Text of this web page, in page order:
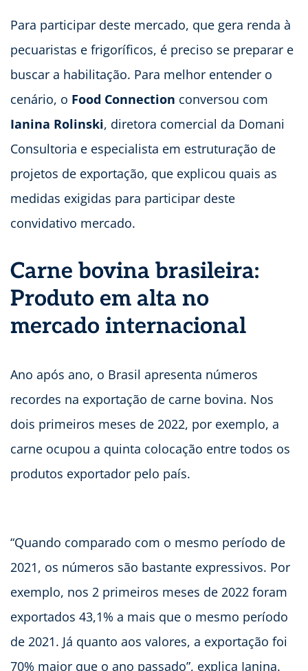
Para participar deste mercado, que gera renda à
pecuaristas e frigoríficos, é preciso se preparar e
buscar a habilitação. Para melhor entender o
cenário, o Food Connection conversou com
Ianina Rolinski, diretora comercial da Domani
Consultoria e especialista em estruturação de
projetos de exportação, que explicou quais as
medidas exigidas para participar deste
convidativo mercado.
Carne bovina brasileira:
Produto em alta no
mercado internacional
Ano após ano, o Brasil apresenta números
recordes na exportação de carne bovina. Nos
dois primeiros meses de 2022, por exemplo, a
carne ocupou a quinta colocação entre todos os
produtos exportador pelo país.
“Quando comparado com o mesmo período de
2021, os números são bastante expressivos. Por
exemplo, nos 2 primeiros meses de 2022 foram
exportados 43,1% a mais que o mesmo período
de 2021. Já quanto aos valores, a exportação foi
70% maior que o ano passado”, explica Ianina.